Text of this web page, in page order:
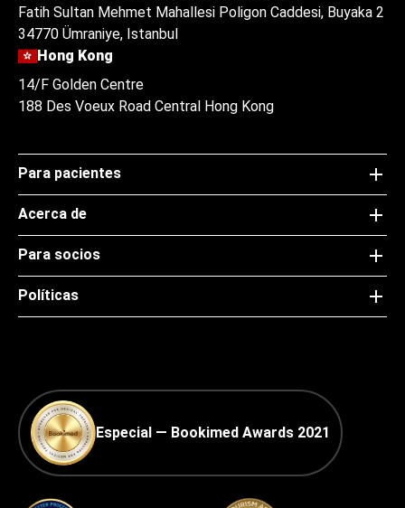
Fatih Sultan Mehmet Mahallesi Poligon Caddesi, Buyaka 2
34770 Ümraniye, Istanbul
Hong Kong
14/F Golden Centre
188 Des Voeux Road Central Hong Kong
Para pacientes
Acerca de
Para socios
Políticas
Especial — Bookimed Awards 2021